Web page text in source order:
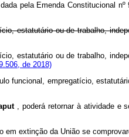
pela Emenda Constitucional
estatutário ou de trabalho,
estatutário ou de trabalho,
de 2018)
funcional, empregatício,
, poderá retornar à atividade e
em extinção da União se